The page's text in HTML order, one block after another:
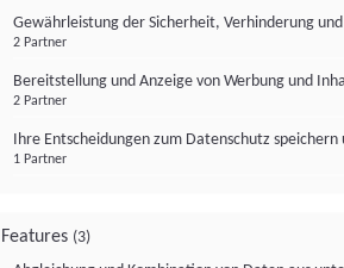
Gewährleistung der Sicherheit, Verhinderung
2 Partner
Bereitstellung und Anzeige von Werbung und
2 Partner
Ihre Entscheidungen zum Datenschutz
1 Partner
Features (3)